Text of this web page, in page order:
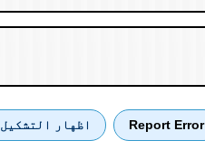
Report Error اظهار التشكيل